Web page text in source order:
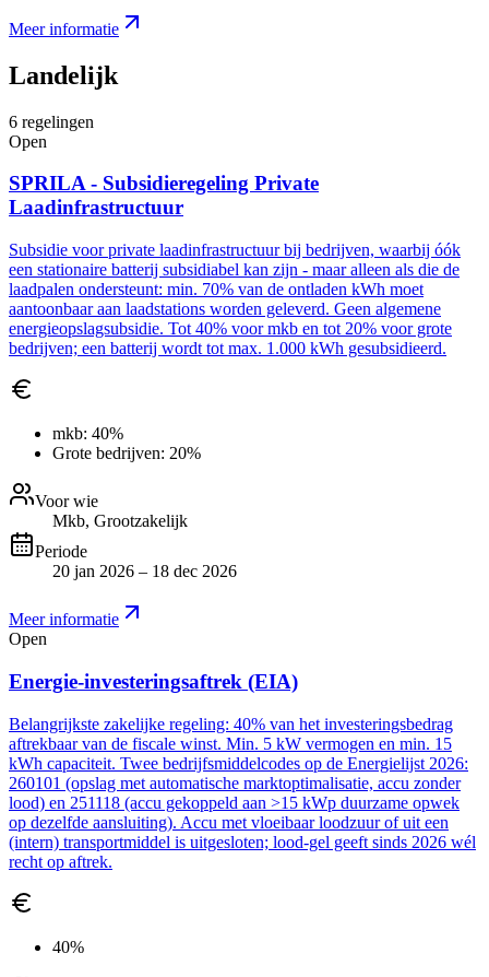
Meer informatie
Landelijk
6 regelingen
Open
SPRILA - Subsidieregeling Private
Laadinfrastructuur
Subsidie voor private laadinfrastructuur bij bedrijven, waarbij óók
een stationaire batterij subsidiabel kan zijn - maar alleen als die de
laadpalen ondersteunt: min. 70% van de ontladen kWh moet
aantoonbaar aan laadstations worden geleverd. Geen algemene
energieopslagsubsidie. Tot 40% voor mkb en tot 20% voor grote
bedrijven; een batterij wordt tot max. 1.000 kWh gesubsidieerd.
mkb: 40%
Grote bedrijven: 20%
Voor wie
Mkb, Grootzakelijk
Periode
20 jan 2026 – 18 dec 2026
Meer informatie
Open
Energie-investeringsaftrek (EIA)
Belangrijkste zakelijke regeling: 40% van het investeringsbedrag
aftrekbaar van de fiscale winst. Min. 5 kW vermogen en min. 15
kWh capaciteit. Twee bedrijfsmiddelcodes op de Energielijst 2026:
260101 (opslag met automatische marktoptimalisatie, accu zonder
lood) en 251118 (accu gekoppeld aan >15 kWp duurzame opwek
op dezelfde aansluiting). Accu met vloeibaar loodzuur of uit een
(intern) transportmiddel is uitgesloten; lood-gel geeft sinds 2026 wél
recht op aftrek.
40%